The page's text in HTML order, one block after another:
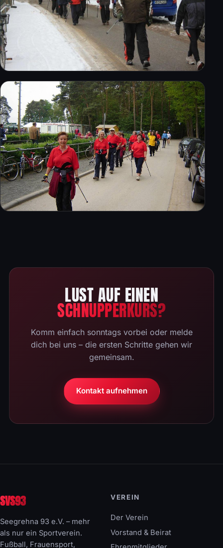
LUST AUF EINEN
SCHNUPPERKURS?
Komm einfach sonntags vorbei oder melde
dich bei uns – die ersten Schritte gehen wir
gemeinsam.
Kontakt aufnehmen
SVS93
Seegrehna 93 e.V. – mehr
als nur ein Sportverein.
Fußball, Frauensport,
VEREIN
Der Verein
Vorstand & Beirat